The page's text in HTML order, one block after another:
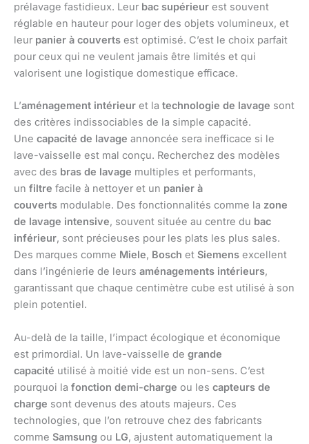
prélavage fastidieux. Leur bac supérieur est souvent
réglable en hauteur pour loger des objets volumineux, et
leur panier à couverts est optimisé. C’est le choix parfait
pour ceux qui ne veulent jamais être limités et qui
valorisent une logistique domestique efficace.
L’aménagement intérieur et la technologie de lavage sont
des critères indissociables de la simple capacité.
Une capacité de lavage annoncée sera inefficace si le
lave-vaisselle est mal conçu. Recherchez des modèles
avec des bras de lavage multiples et performants,
un filtre facile à nettoyer et un panier à
couverts modulable. Des fonctionnalités comme la zone
de lavage intensive, souvent située au centre du bac
inférieur, sont précieuses pour les plats les plus sales.
Des marques comme Miele, Bosch et Siemens excellent
dans l’ingénierie de leurs aménagements intérieurs,
garantissant que chaque centimètre cube est utilisé à son
plein potentiel.
Au-delà de la taille, l’impact écologique et économique
est primordial. Un lave-vaisselle de grande
capacité utilisé à moitié vide est un non-sens. C’est
pourquoi la fonction demi-charge ou les capteurs de
charge sont devenus des atouts majeurs. Ces
technologies, que l’on retrouve chez des fabricants
comme Samsung ou LG, ajustent automatiquement la